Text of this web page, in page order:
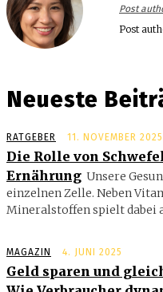
Post
Post
Neueste
RATGEBER 11. NOVEMBER 2025
Die Rolle von
Ernährung Unsere
einzelnen Zelle. Neben
Mineralstoffen spielt dabei
MAGAZIN 4. JUNI 2025
Geld sparen und